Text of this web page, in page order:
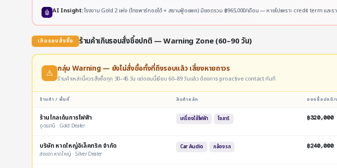
🤖 AI Insight:โรงงาน Gold 2 แห่ง (ไทยพาร์ทออโต้ + สยามฟู้ดแพค) มียอดรวม ฿965,000/เดือน — หายไปเพราะ credit term และ
เกินรอบสั่งซื้อ ร้านค้าเกินรอบสั่งซื้อปกติ — Warning Zone (60–90 วัน)
⚠️ กลุ่ม Warning — ยังไม่สั่งซื้อทั้งที่ถึงรอบแล้ว เสี่ยงหายถาวร
ร้านค้าเหล่านี้ควรสั่งซื้อทุก 30–45 วัน แต่ตอนนี้เงียบ 60–89 วันแล้ว ต้องการ proactive contact ทันที
ร้านค้า / พื้นที่ สินค้าหลัก ยอดซื้อปกติ/
ร้านโกลเด้นการไฟฟ้า
อุดรธานี · Gold Dealer
เครื่องใช้ไฟฟ้า โซลาร์ ฿320,000
บริษัท หาดใหญ่อิเล็คทริค จำกัด
สงขลา หาดใหญ่ · Silver Dealer
Car Audio กล้องรถ ฿240,000